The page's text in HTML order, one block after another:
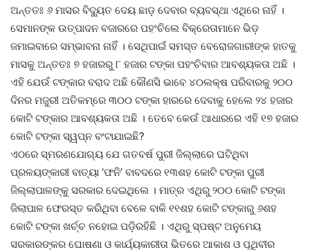
ଅନ୍ତତଃ ୬ ମାସର ବିଦ୍ୟୁତ ଦେୟ ଛାଡ଼ ଦେବାର ବ୍ୟବସ୍ଥା ଏଥିରେ ନାହିଁ ।
ସେମାନଙ୍କ ଉତ୍ପାଦନ ବଜାରରେ ପହଂଚିଲେ ବିକ୍ରେତାମାନେ ଭିଡ଼
ଜମାଇବାରେ ସମ୍ଭାବନା ନାହିଁ । ସେଥିପାଇଁ ସମସ୍ତ ବେରୋଜଗାରୀଙ୍କ ହାତକୁ
ମାସକୁ ଅନ୍ତତଃ ୭ ହଜାରରୁ ୮ ହଜାର ଟଙ୍କା ପହଂଚିବାର ଆବଶ୍ୟକତା ଅଛି ।
ଏହି ଯେଉଁ ଟଙ୍କାର ବରାଦ ଅଛି କୌଣସି ଭାବେ ୪୦ଲକ୍ଷ ପରିବାରକୁ ୨୦୦
ଦିନର ମଜୁରୀ ଅତିକମ୍‌ରେ ୩୦୦ ଟଙ୍କା ହାରରେ ଦେବାକୁ ହେଲେ ୨୪ ହଜାର
କୋଟି ଟଙ୍କାର ଆବଶ୍ୟକତା ଅଛି । ତେବେ କେଉଁ ଆଧାରରେ ଏହି ୧୭ ହଜାର
କୋଟି ଟଙ୍କା ସ୍ୱପ୍ନ ବଂଟାଯାଇଛି?
ଏଠରେ ସ୍ମରଣଯୋଗ୍ୟ ଯେ ଗତବର୍ଷ ପୁରୀ ଜିଲ୍ଲାରେ ଘଟିଥିବା
ପ୍ରଳୟଙ୍କାରୀ ବାତ୍ୟା ‘ଫନି’ ବାବଦରେ ୧୩ଶହ କୋଟି ଟଙ୍କା ପୁରୀ
ଜିଲ୍ଲାପାଳଙ୍କୁ ସରକାର ଦେଇଥିଲେ । ମାତ୍ର ଏଥିରୁ ୨୦୦ କୋଟି ଟଙ୍କା
ଜିଲାପାଳ ଫେରସ୍ତ କରିଥିବା ବେଳେ ବାକି ୧୧ଶହ କୋଟି ଟଙ୍କାରୁ ୬ଶହ
କୋଟି ଟଙ୍କା ଖର୍ଚ୍ଚ ନହୋଇ ପଡ଼ିରହିଛି । ଏଥିରୁ ସ୍ପଷ୍ଟ ଅନୁମେୟ
ସରକାରଙ୍କର ଘୋଷଣା ଓ କାର୍ଯ୍ୟକାରୀତା ଭିତରେ ଆକାଶ ଓ ପୃଥିବୀର